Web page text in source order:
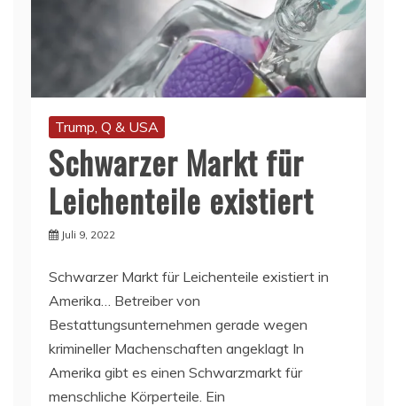
Trump, Q & USA
Schwarzer Markt für
Leichenteile existiert
Juli 9, 2022
Schwarzer Markt für Leichenteile existiert in
Amerika… Betreiber von
Bestattungsunternehmen gerade wegen
krimineller Machenschaften angeklagt In
Amerika gibt es einen Schwarzmarkt für
menschliche Körperteile. Ein